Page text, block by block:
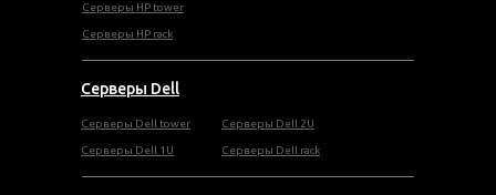
Серверы Dell
Cерверы HP tower
Cерверы HP rack
Cерверы Dell tower
Серверы Dell 1U
Серверы Dell 2U
Серверы Dell rack